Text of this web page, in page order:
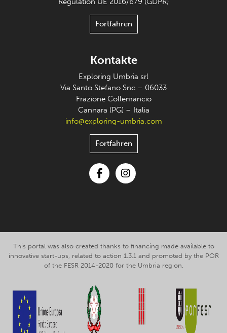
Fortfahren
Kontakte
Exploring Umbria srl
Via Santo Stefano Snc – 06033
Frazione Collemancio
Cannara (PG) – Italia
info@exploring-umbria.com
Fortfahren
This portal was also created thanks to financing made available to
innovative start-ups, related to action 1.3.1 and promoted by the POR
of the FESR 2014-2020 for the Umbria region.